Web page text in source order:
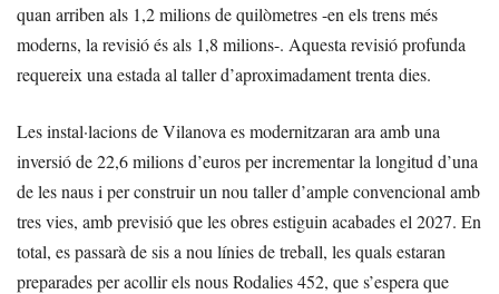
quan arriben als 1,2 milions de quilòmetres -en els trens més
moderns, la revisió és als 1,8 milions-. Aquesta revisió profunda
requereix una estada al taller d’aproximadament trenta dies.
Les instal·lacions de Vilanova es modernitzaran ara amb una
inversió de 22,6 milions d’euros per incrementar la longitud d’una
de les naus i per construir un nou taller d’ample convencional amb
tres vies, amb previsió que les obres estiguin acabades el 2027. En
total, es passarà de sis a nou línies de treball, les quals estaran
preparades per acollir els nous Rodalies 452, que s’espera que